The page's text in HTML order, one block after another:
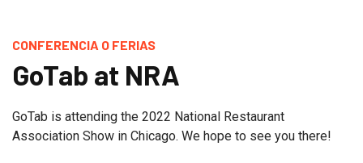
CONFERENCIA O FERIAS
GoTab at NRA
GoTab is attending the 2022 National Restaurant
Association Show in Chicago. We hope to see you there!